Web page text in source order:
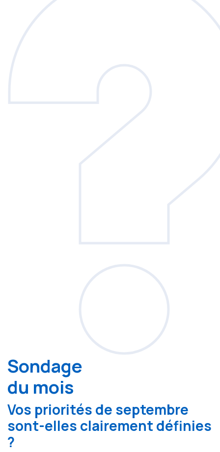
Sondage
du mois
Vos priorités de septembre
sont-elles clairement définies
?